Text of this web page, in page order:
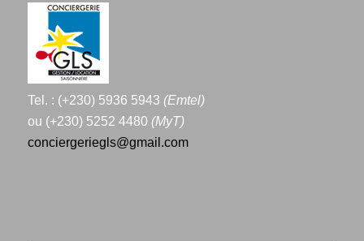
Tel. : (+230) 5936 5943 (Emtel)
ou (+230) 5252 4480 (MyT)
conciergeriegls@gmail.com